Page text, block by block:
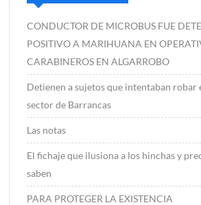
CONDUCTOR DE MICROBUS FUE
POSITIVO A MARIHUANA EN
CARABINEROS EN ALGARROBO
Detienen a sujetos que intentaban robar
sector de Barrancas
Las notas
El fichaje que ilusiona a los hinchas y
saben
PARA PROTEGER LA EXISTENCIA